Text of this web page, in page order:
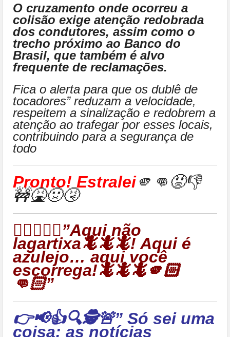
O cruzamento onde ocorreu a
colisão exige atenção redobrada
dos condutores, assim como o
trecho próximo ao Banco do
Brasil, que também é alvo
frequente de reclamações.
Fica o alerta para que os dublê de
tocadores” reduzam a velocidade,
respeitem a sinalização e redobrem a
atenção ao trafegar por esses locais,
contribuindo para a segurança de
todo
Pronto! Estralei🫵👊😡👎
🚧🤮🤢🤧
👉🏻🦎🦎🦎”Aqui não
lagartixa🦎🦎🦎! Aqui é
azulejo… aqui você
escorrega!🦎🦎🦎🫵🏻
👊🏻”
👉📢👍🔍🕵🚨” Só sei uma
coisa: as notícias